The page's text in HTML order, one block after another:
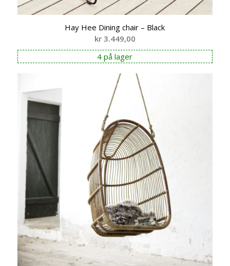
Hay Hee Dining chair – Black
kr3.449,00
4 på lager